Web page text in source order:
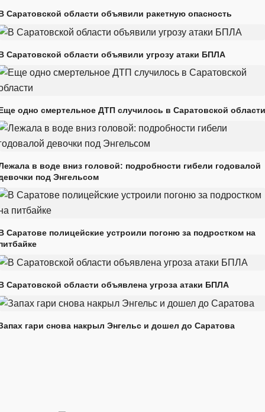
Саратовской области объявили ракетную опасность
Саратовской области объявили угрозу атаки БПЛА
одно смертельное ДТП случилось в Саратовской области
в воде вниз головой: подробности гибели годовалой
под Энгельсом
Саратове полицейские устроили погоню за подростком на
Саратовской области объявлена угроза атаки БПЛА
гари снова накрыл Энгельс и дошел до Саратова